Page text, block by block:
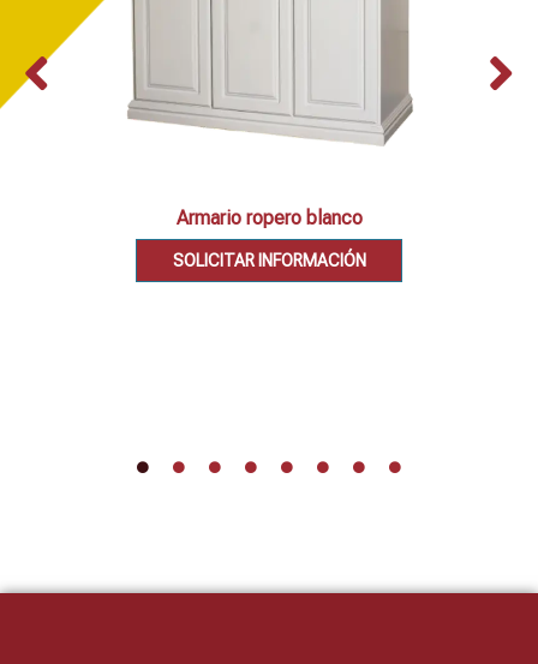
Armario ropero blanco
SOLICITAR INFORMACIÓN